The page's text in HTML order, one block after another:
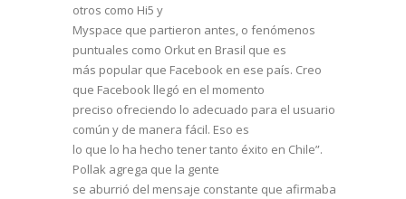
otros como Hi5 y
Myspace que partieron antes, o fenómenos
puntuales como Orkut en Brasil que es
más popular que Facebook en ese país. Creo
que Facebook llegó en el momento
preciso ofreciendo lo adecuado para el usuario
común y de manera fácil. Eso es
lo que lo ha hecho tener tanto éxito en Chile”.
Pollak agrega que la gente
se aburrió del mensaje constante que afirmaba